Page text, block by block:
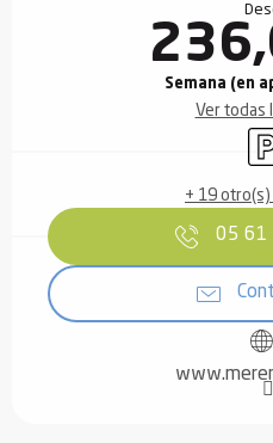
Semana (en
Ver todas
+ 19
05 61